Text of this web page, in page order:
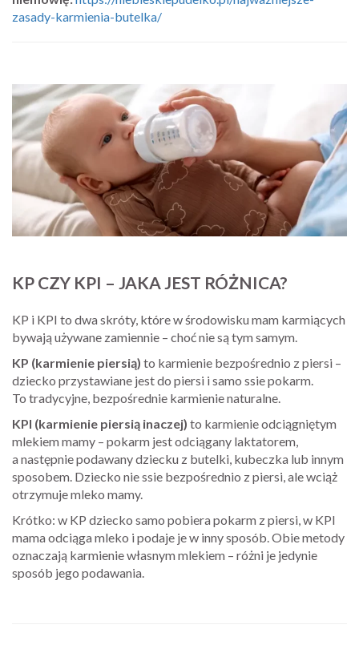
zasady-karmienia-butelka/
KP CZY KPI – JAKA JEST RÓŻNICA?
KP i KPI to dwa skróty, które w środowisku mam karmiących
bywają używane zamiennie – choć nie są tym samym.
KP (karmienie piersią) to karmienie bezpośrednio z piersi –
dziecko przystawiane jest do piersi i samo ssie pokarm.
To tradycyjne, bezpośrednie karmienie naturalne.
KPI (karmienie piersią inaczej) to karmienie odciągniętym
mlekiem mamy – pokarm jest odciągany laktatorem,
a następnie podawany dziecku z butelki, kubeczka lub innym
sposobem. Dziecko nie ssie bezpośrednio z piersi, ale wciąż
otrzymuje mleko mamy.
Krótko: w KP dziecko samo pobiera pokarm z piersi, w KPI
mama odciąga mleko i podaje je w inny sposób. Obie metody
oznaczają karmienie własnym mlekiem – różni je jedynie
sposób jego podawania.